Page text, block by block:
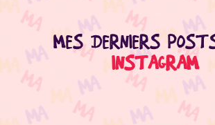
MES DERNIERS
INSTAGRAM